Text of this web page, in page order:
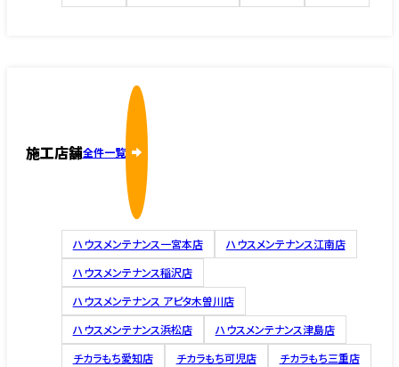
施工店舗全件一覧
ハウスメンテナンス一宮本店
ハウスメンテナンス江南店
ハウスメンテナンス稲沢店
ハウスメンテナンス アピタ木曽川店
ハウスメンテナンス浜松店
ハウスメンテナンス津島店
チカラもち愛知店
チカラもち可児店 チカラもち三重店